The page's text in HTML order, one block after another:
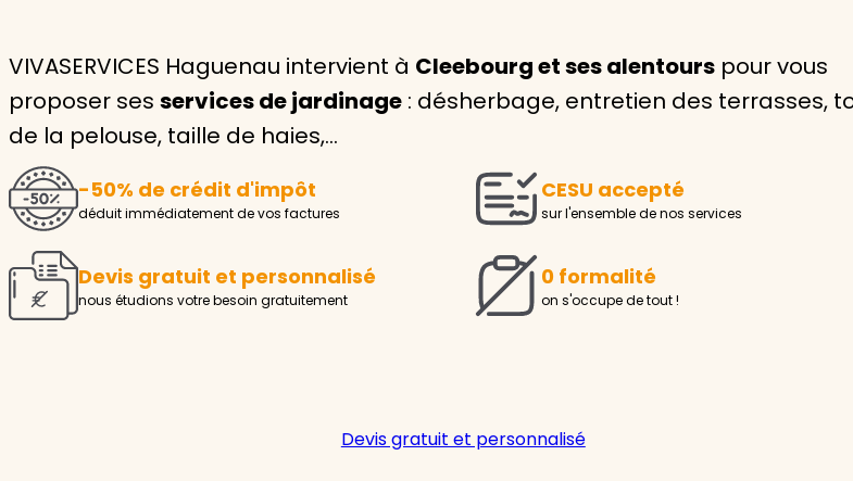
Aide à la personne
Seniors
Handicaps
Voir tous les services
Avec
service à
Pour l’entretien de votre
ou l’accompagnement d’un
Demander un devis gratuit
VIVASERVICES Haguenau intervient à Cleebourg et ses alentours pour vous
proposer ses services de jardinage : désherbage, entretien des terrasses,
de la pelouse, taille de haies,…
-50% de crédit d'impôt
déduit immédiatement de vos factures
CESU accepté
sur l'ensemble de nos services
Devis gratuit et personnalisé
nous étudions votre besoin gratuitement
0 formalité
on s'occupe de tout !
Devis gratuit et personnalisé